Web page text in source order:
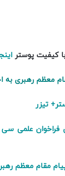
کیفیت پوستر
معظم رهبری به
تیزر
فراخوان علمی
مقام معظم